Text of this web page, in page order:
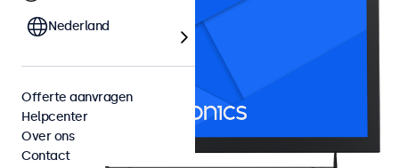
Nederland
Offerte aanvragen
Helpcenter
Over ons
Contact